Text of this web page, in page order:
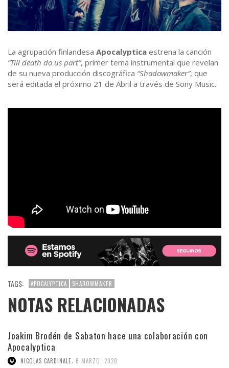
La agrupación finlandesa Apocalyptica estrena la canción
“Till death do us part”, primer tema instrumental que revelan
de su nueva producción discográfica “Shadowmaker”, que
será editada el próximo 21 de Abril a través de Sony Music.
TAGS: APOCALYPTICA SHADOWMAKER
NOTAS RELACIONADAS
Joakim Brodén de Sabaton hace una colaboración con
Apocalyptica
NICOLAS CARDINALE, 6 MARZO, 2020